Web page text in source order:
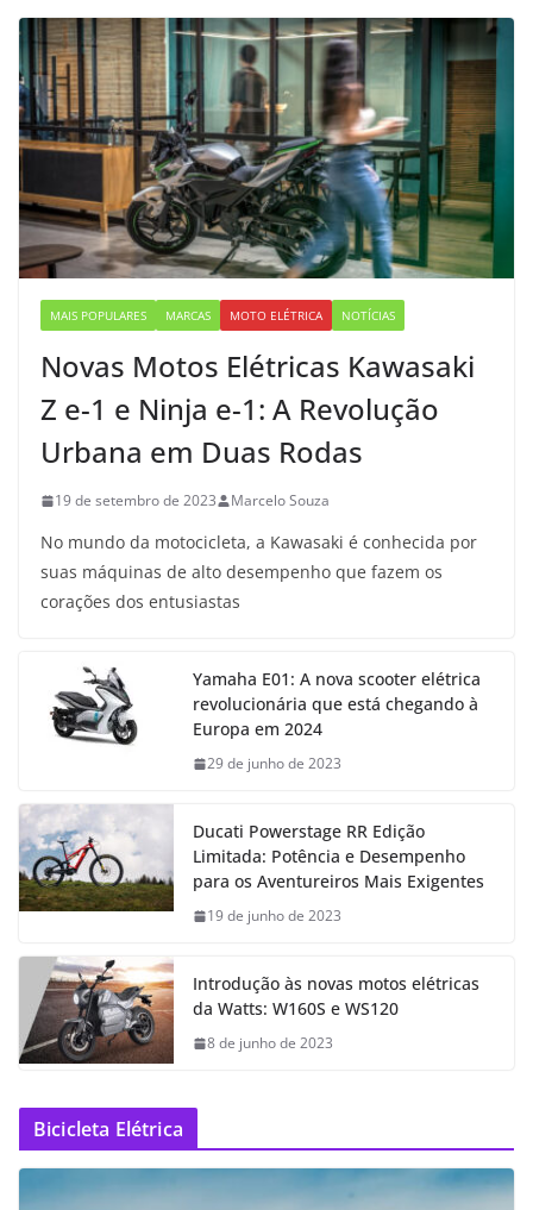
MAIS POPULARES MARCAS MOTO ELÉTRICA NOTÍCIAS
Novas Motos Elétricas Kawasaki
Z e-1 e Ninja e-1: A Revolução
Urbana em Duas Rodas
19 de setembro de 2023 Marcelo Souza
No mundo da motocicleta, a Kawasaki é conhecida por
suas máquinas de alto desempenho que fazem os
corações dos entusiastas
Yamaha E01: A nova scooter elétrica
revolucionária que está chegando à
Europa em 2024
29 de junho de 2023
Ducati Powerstage RR Edição
Limitada: Potência e Desempenho
para os Aventureiros Mais Exigentes
19 de junho de 2023
Introdução às novas motos elétricas
da Watts: W160S e WS120
8 de junho de 2023
Bicicleta Elétrica